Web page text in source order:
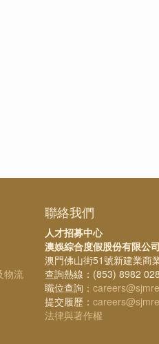
物流
聯絡我們
人才招募中心
澳娛綜合度假股份有限公司
澳門佛山街51號新建業商
查詢熱線：(853) 8982
職位查詢：
提交履歷：
法律與著作權